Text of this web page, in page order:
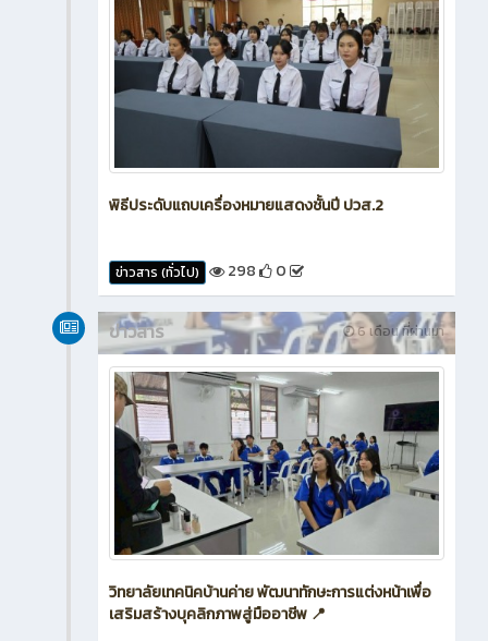
พิธีประดับแถบเครื่องหมายแสดงชั้นปี ปวส.2
ข่าวสาร (ทั่วไป) 298 0
6 เดือน ที่ผ่านมา
ข่าวสาร
วิทยาลัยเทคนิคบ้านค่าย พัฒนาทักษะการแต่งหน้าเพื่อ
เสริมสร้างบุคลิกภาพสู่มืออาชีพ 📍